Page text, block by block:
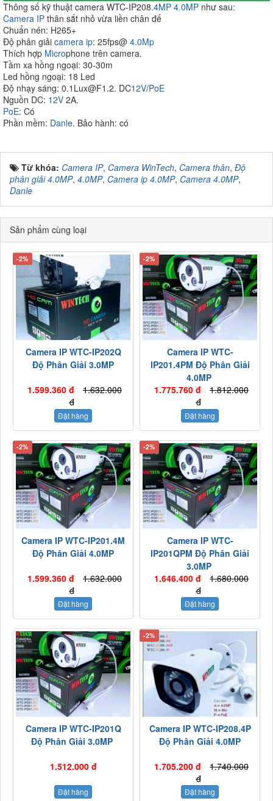
Thông số kỹ thuật camera WTC-IP208.4MP 4.0MP như sau:
Camera IP thân sắt nhỏ vừa liền chân đế
Chuẩn nén: H265+
Độ phân giải camera ip: 25fps@ 4.0Mp
Thích hợp Microphone trên camera.
Tầm xa hồng ngoại: 30-30m
Led hồng ngoại: 18 Led
Độ nhạy sáng: 0.1Lux@F1.2. DC12V/PoE
Nguồn DC: 12V 2A.
PoE: Có
Phần mềm: Danle. Bảo hành: có
Từ khóa: Camera IP, Camera WinTech, Camera thân, Độ
phân giải 4.0MP, 4.0MP, Camera ip 4.0MP, Camera 4.0MP,
Danle
Sản phẩm cùng loại
-2%
Camera IP WTC-IP202Q
Độ Phân Giải 3.0MP
1.599.360 đ
1.632.000
đ
Đặt hàng
-2%
Camera IP WTC-
IP201.4PM Độ Phân Giải
4.0MP
1.775.760 đ
1.812.000
đ
Đặt hàng
-2%
Camera IP WTC-IP201.4M
Độ Phân Giải 4.0MP
1.599.360 đ
1.632.000
đ
Đặt hàng
-2%
Camera IP WTC-
IP201QPM Độ Phân Giải
3.0MP
1.646.400 đ
1.680.000
đ
Đặt hàng
Camera IP WTC-IP201Q
Độ Phân Giải 3.0MP
1.512.000 đ
Đặt hàng
-2%
Camera IP WTC-IP208.4P
Độ Phân Giải 4.0MP
1.705.200 đ
1.740.000
đ
Đặt hàng